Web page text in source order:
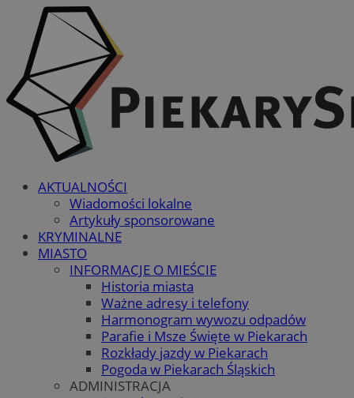
AKTUALNOŚCI
Wiadomości lokalne
Artykuły sponsorowane
KRYMINALNE
MIASTO
INFORMACJE O MIEŚCIE
Historia miasta
Ważne adresy i telefony
Harmonogram wywozu odpadów
Parafie i Msze Święte w Piekarach
Rozkłady jazdy w Piekarach
Pogoda w Piekarach Śląskich
ADMINISTRACJA